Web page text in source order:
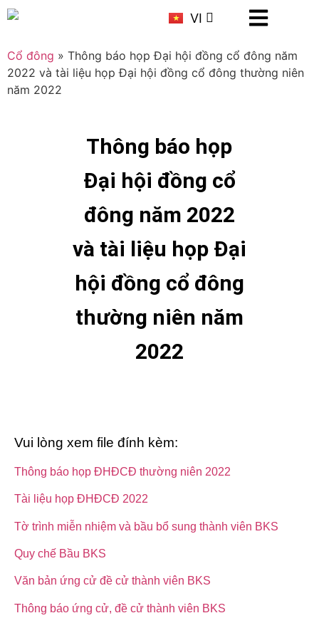
VI
CN
Cổ đông » Thông báo họp Đại hội đồng cổ đông năm
2022 và tài liệu họp Đại hội đồng cổ đông thường niên
năm 2022
Thông báo họp
Đại hội đồng cổ
đông năm 2022
và tài liệu họp Đại
hội đồng cổ đông
thường niên năm
2022
Vui lòng xem file đính kèm:
Thông báo họp ĐHĐCĐ thường niên 2022
Tài liệu họp ĐHĐCĐ 2022
Tờ trình miễn nhiệm và bầu bổ sung thành viên BKS
Quy chế Bầu BKS
Văn bản ứng cử đề cử thành viên BKS
Thông báo ứng cử, đề cử thành viên BKS